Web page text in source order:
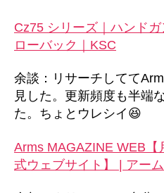
Cz75 シリーズ｜ハンド
ローバック｜KSC
余談：リサーチしてて
見した。更新頻度も半端
た。ちょとウレシイ😆
Arms MAGAZINE WEB【
式ウェブサイト】 | アー